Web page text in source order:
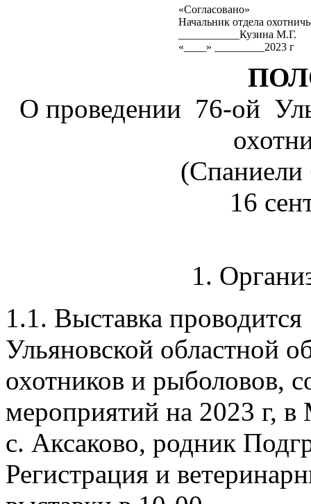
«Согласовано»
Начальник отдела
___________Кузина М.Г.
«____» _________2023 г
О проведении 76-ой
(Спаниели
16
1.
1.1. Выставка
Ульяновской областной
охотников и рыболовов,
мероприятий на 2023 г,
с. Аксаково, родник
Регистрация и